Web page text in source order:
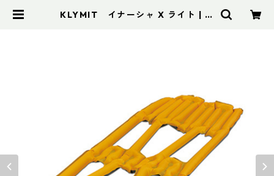
KLYMIT イナーシャ X ライト | ア